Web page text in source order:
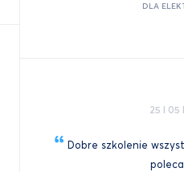
DLA
25 I 05
Dobre szkolenie